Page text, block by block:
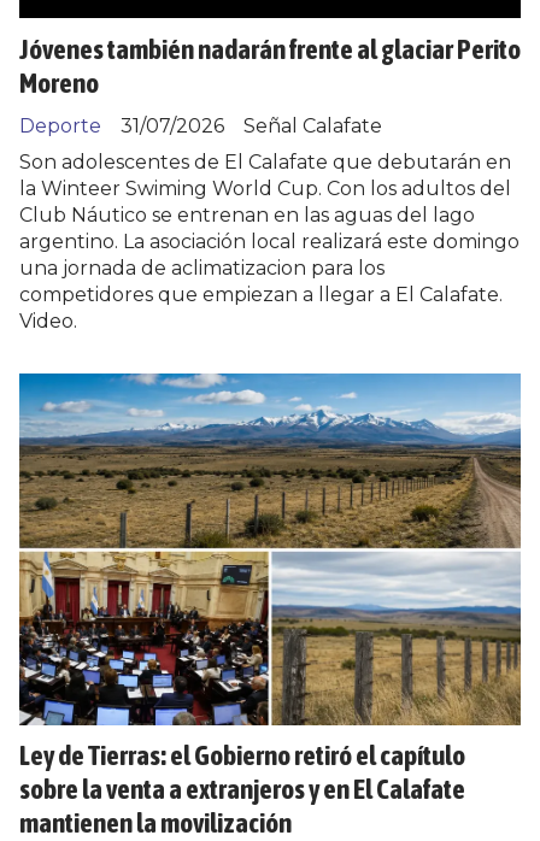
Jóvenes también nadarán frente al glaciar Perito
Moreno
Señal Calafate
Deporte
31/07/2026
Son adolescentes de El Calafate que debutarán en
la Winteer Swiming World Cup. Con los adultos del
Club Náutico se entrenan en las aguas del lago
argentino. La asociación local realizará este domingo
una jornada de aclimatizacion para los
competidores que empiezan a llegar a El Calafate.
Video.
Ley de Tierras: el Gobierno retiró el capítulo
sobre la venta a extranjeros y en El Calafate
mantienen la movilización